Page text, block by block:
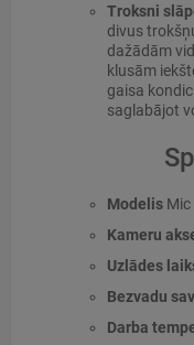
Troksni
divus
dažādām
klusām
gaisa
saglabājot
ModelisMic
Kameru
Uzlādes
Bezvadu
Darba